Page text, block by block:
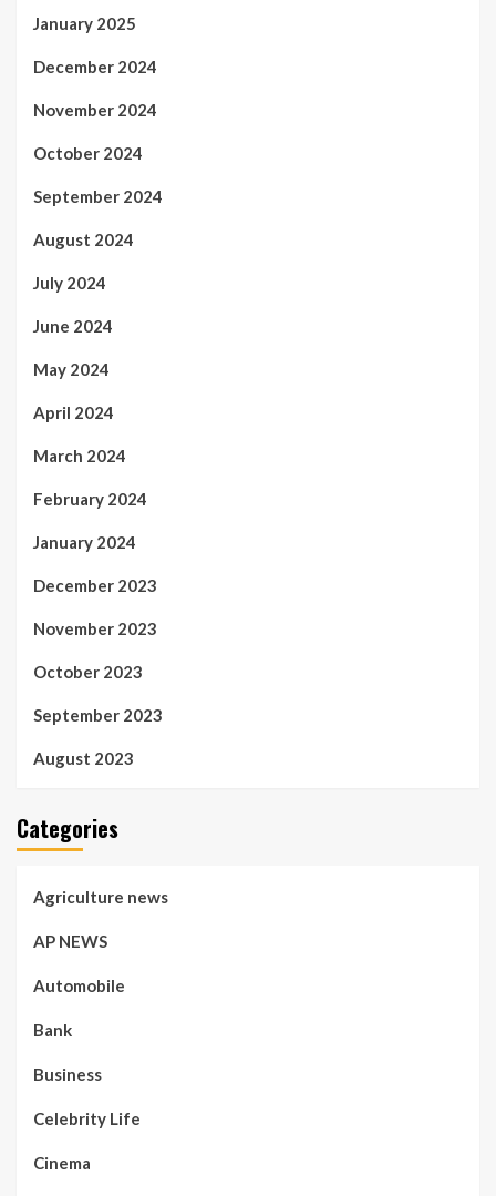
January 2025
December 2024
November 2024
October 2024
September 2024
August 2024
July 2024
June 2024
May 2024
April 2024
March 2024
February 2024
January 2024
December 2023
November 2023
October 2023
September 2023
August 2023
Categories
Agriculture news
AP NEWS
Automobile
Bank
Business
Celebrity Life
Cinema